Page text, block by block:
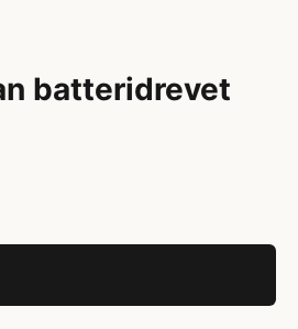
batteridrevet